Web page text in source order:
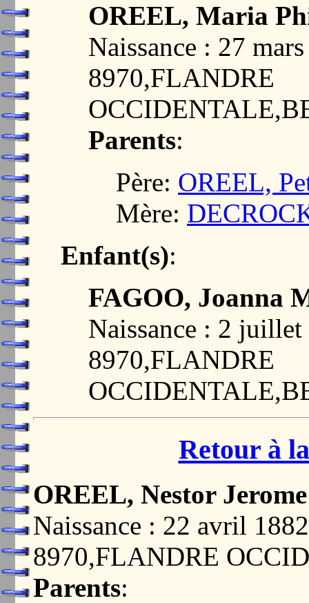
OREEL, Maria
Naissance : 27
8970,FLANDRE
Parents:
Père: OREEL,
Mère:
Enfant(s):
FAGOO, Joanna
Naissance : 2
8970,FLANDRE
Retour à
OREEL, Nestor Jerome
Naissance : 22 avril
8970,FLANDRE
Parents: